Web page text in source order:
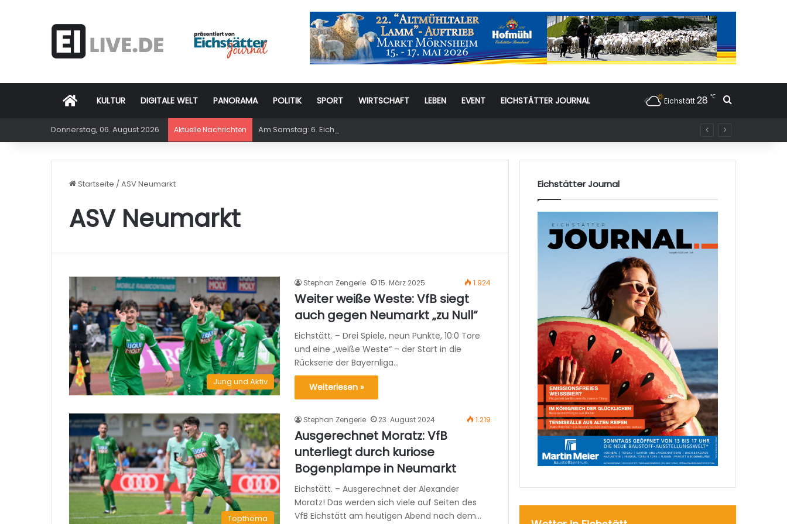
Startseite
KULTUR DIGITALE WELT PANORAMA POLITIK SPORT WIRTSCHAFT LEBEN EVENT EICHSTÄTTER JOURNAL Eichstätt28 ℃ Suchen
Donnerstag, 06. August 2026 Aktuelle Nachrichten Am Samstag: 6. Eichstätter Kinder- und Jugendtag – für ganze Familie
Startseite /ASV Neumarkt
ASV Neumarkt
Jung und Aktiv
Stephan Zengerle 15. März 2025 1.924
Weiter weiße Weste: VfB siegt
auch gegen Neumarkt „zu Null“
Eichstätt. – Drei Spiele, neun Punkte, 10:0 Tore
und eine „weiße Weste“ – der Start in die
Rückserie der Bayernliga…
Weiterlesen »
Topthema
Stephan Zengerle 23. August 2024 1.219
Ausgerechnet Moratz: VfB
unterliegt durch kuriose
Bogenplampe in Neumarkt
Eichstätt. – Ausgerechnet der Alexander
Moratz! Das werden sich viele auf Seiten des
VfB Eichstätt am heutigen Abend nach dem…
Eichstätter Journal